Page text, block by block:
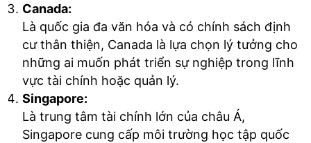
Canada:
Là quốc gia đa văn hóa và có chính sách định
cư thân thiện, Canada là lựa chọn lý tưởng cho
những ai muốn phát triển sự nghiệp trong lĩnh
vực tài chính hoặc quản lý.
Singapore:
Là trung tâm tài chính lớn của châu Á,
Singapore cung cấp môi trường học tập quốc